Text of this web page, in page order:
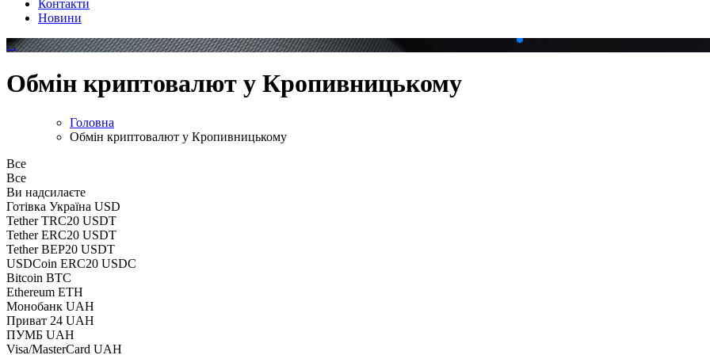
Контакти
Новини
Обмін криптовалют у Кропивницькому
Головна
Обмін криптовалют у Кропивницькому
Все
Все
Ви надсилаєте
Готівка Україна USD
Tether TRC20 USDT
Tether ERC20 USDT
Tether BEP20 USDT
USDCoin ERC20 USDC
Bitcoin BTC
Ethereum ETH
Монобанк UAH
Приват 24 UAH
ПУМБ UAH
Visa/MasterCard UAH